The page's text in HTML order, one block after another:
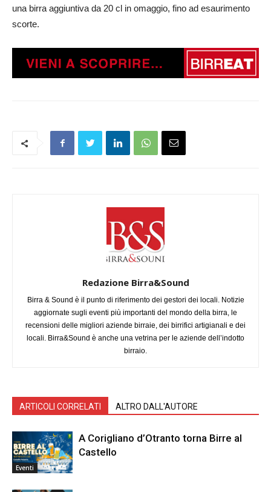
una birra aggiuntiva da 20 cl in omaggio, fino ad esaurimento
scorte.
Redazione Birra&Sound
Birra & Sound è il punto di riferimento dei gestori dei locali. Notizie
aggiornate sugli eventi più importanti del mondo della birra, le
recensioni delle migliori aziende birraie, dei birrifici artigianali e dei
locali. Birra&Sound è anche una vetrina per le aziende dell’indotto
birraio.
ARTICOLI CORRELATI ALTRO DALL'AUTORE
Eventi
A Corigliano d’Otranto torna Birre al
Castello